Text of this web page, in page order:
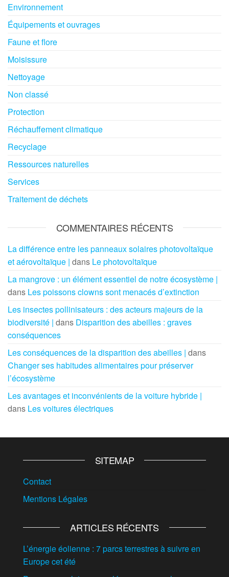
Environnement
Équipements et ouvrages
Faune et flore
Moisissure
Nettoyage
Non classé
Protection
Réchauffement climatique
Recyclage
Ressources naturelles
Services
Traitement de déchets
COMMENTAIRES RÉCENTS
La différence entre les panneaux solaires photovoltaïque
et aérovoltaïque | dans Le photovoltaïque
La mangrove : un élément essentiel de notre écosystème |
dans Les poissons clowns sont menacés d’extinction
Les insectes pollinisateurs : des acteurs majeurs de la
biodiversité | dans Disparition des abeilles : graves
conséquences
Les conséquences de la disparition des abeilles | dans
Changer ses habitudes alimentaires pour préserver
l’écosystème
Les avantages et inconvénients de la voiture hybride |
dans Les voitures électriques
SITEMAP
Contact
Mentions Légales
ARTICLES RÉCENTS
L’énergie éolienne : 7 parcs terrestres à suivre en
Europe cet été